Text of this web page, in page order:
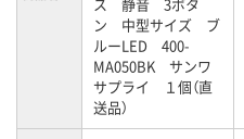
ン 中型サイズ ブ
ルーLED 400-
MA050BK サンワ
サプライ １個（直
送品）